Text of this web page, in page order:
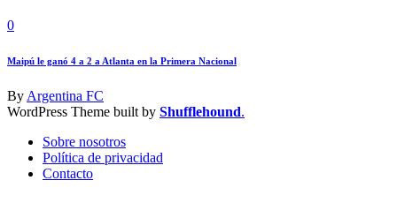
0
Maipú le ganó 4 a 2 a Atlanta en la Primera Nacional
By Argentina FC
WordPress Theme built by Shufflehound.
Sobre nosotros
Política de privacidad
Contacto